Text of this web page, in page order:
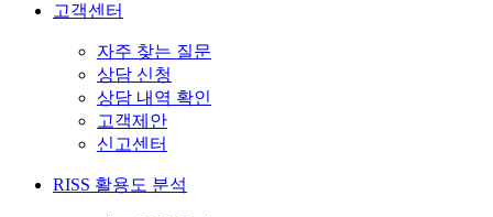
고객센터
자주 찾는 질문
상담 신청
상담 내역 확인
고객제안
신고센터
RISS 활용도 분석